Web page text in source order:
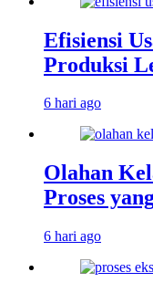
Efisiensi
Produksi
6 hari ago
Olahan
Proses
6 hari ago